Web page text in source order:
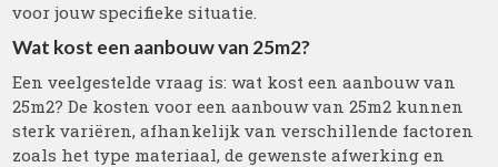
voor jouw specifieke situatie.
Wat kost een aanbouw van 25m2?
Een veelgestelde vraag is: wat kost een aanbouw van
25m2? De kosten voor een aanbouw van 25m2 kunnen
sterk variëren, afhankelijk van verschillende factoren
zoals het type materiaal, de gewenste afwerking en